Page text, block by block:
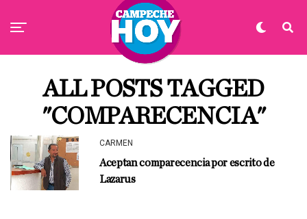
ALL POSTS TAGGED
"COMPARECENCIA"
CARMEN
Aceptan comparecencia por escrito de
Lazarus